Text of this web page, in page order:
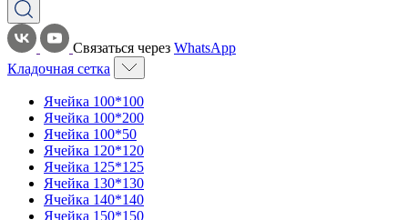
Связаться через WhatsApp
Кладочная сетка
Ячейка 100*100
Ячейка 100*200
Ячейка 100*50
Ячейка 120*120
Ячейка 125*125
Ячейка 130*130
Ячейка 140*140
Ячейка 150*150